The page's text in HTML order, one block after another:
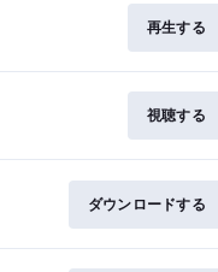
再生する
視聴する
ダウンロードする